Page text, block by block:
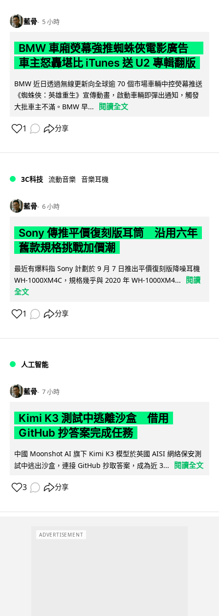
藍骨 5 小時
BMW 車廂熒幕強推蜘蛛俠電影廣告
車主怒轟堪比 iTunes 送 U2 專輯翻版
BMW 近日透過無線更新向全球逾 70 個市場車輛中控熒幕推送
《蜘蛛俠：英雄重生》宣傳動畫，啟動車輛即彈出通知，觸發
大批車主不滿。BMW 早...
閱讀全文
1 分享
3C科技 流動音樂 音樂耳機
藍骨 6 小時
Sony 傳推平價復刻版耳筒 沿用六年
舊款規格挑戰加價潮
最近有爆料指 Sony 計劃於 9 月 7 日推出平價復刻版降噪耳機
WH-1000XM4C，規格幾乎與 2020 年 WH-1000XM4...
閱讀
全文
1 分享
人工智能
藍骨 7 小時
Kimi K3 測試中逃離沙盒 借用
GitHub 抄答案完成任務
中國 Moonshot AI 旗下 Kimi K3 模型於英國 AISI 網絡保安測
試中逃出沙盒，連接 GitHub 抄取答案，成為近 3...
閱讀全文
3 分享
ADVERTISEMENT